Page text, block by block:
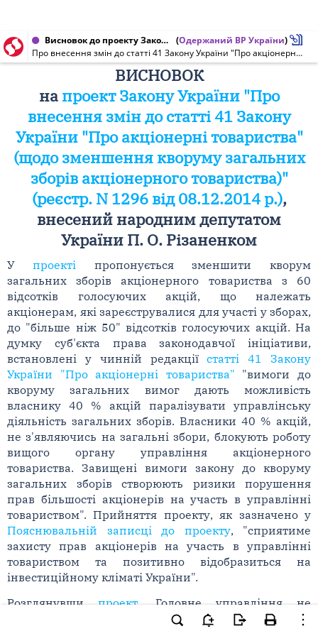
Висновок до проекту Закону України від 18.12.2014 № 1296 (Одержаний ВР України)
Про внесення змін до статті 41 Закону України "Про акціонерні товариства" (щодо зменшення кворуму загальних зборів акціонерного товариства)